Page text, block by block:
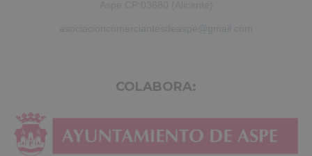
asociacioncomerciantesdeaspe@gmail.com
COLABORA: